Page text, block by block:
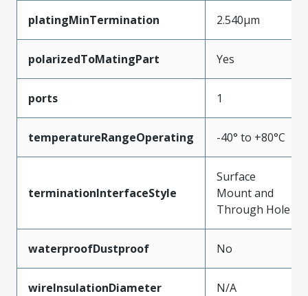
platingMinTermination 2.540µm
polarizedToMatingPart Yes
ports 1
temperatureRangeOperating -40° to +80°C
terminationInterfaceStyle
Surface
Mount and
Through Hole
waterproofDustproof No
wireInsulationDiameter N/A